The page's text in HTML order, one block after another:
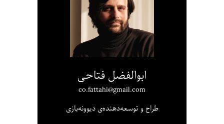
ابوالفضل فتاحی
co.fattahi@gmail.com
طراح و توسعه‌دهنده‌ی دیوونه‌بازی